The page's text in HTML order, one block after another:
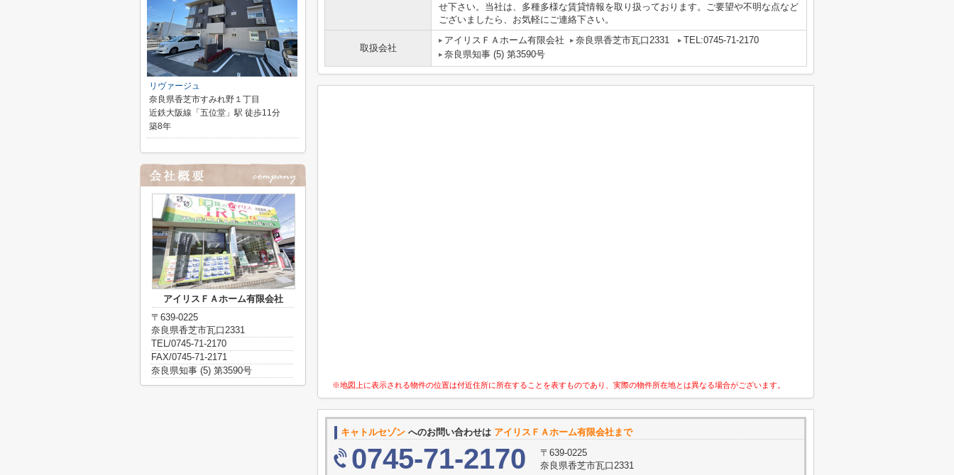
せ下さい。当社は、多種多様な賃貸情報を取り扱っております。ご要望や不明な点など
ございましたら、お気軽にご連絡下さい。
取扱会社
アイリスＦＡホーム有限会社 奈良県香芝市瓦口2331
TEL:0745-71-2170
奈良県知事 (5) 第3590号
※地図上に表示される物件の位置は付近住所に所在することを表すものであり、実際の物件所在地とは異なる場合がございます。
キャトルセゾン へのお問い合わせは アイリスＦＡホーム有限会社まで
0745-71-2170
〒639-0225
奈良県香芝市瓦口2331
リヴァージュ
奈良県香芝市すみれ野１丁目
近鉄大阪線「五位堂」駅 徒歩11分
築8年
アイリスＦＡホーム有限会社
〒639-0225
奈良県香芝市瓦口2331
TEL/0745-71-2170
FAX/0745-71-2171
奈良県知事 (5) 第3590号